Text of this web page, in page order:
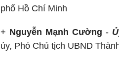
phố Hồ Chí Minh
+ Nguyễn Mạnh Cường -
ủy, Phó Chủ tịch UBND